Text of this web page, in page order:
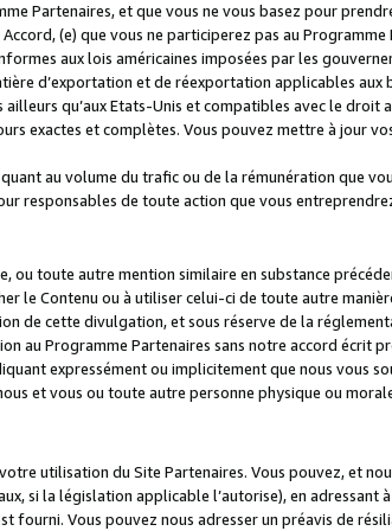
Partenaires, et que vous ne vous basez pour
(e) que vous ne participerez pas au Programme
aux lois américaines imposées par les
d’exportation et de réexportation applicables aux
qu’aux Etats-Unis et compatibles avec le droit
exactes et complètes. Vous pouvez mettre à jour
au volume du trafic ou de la rémunération que
responsables de toute action que vous
toute autre mention similaire en substance
le Contenu ou à utiliser celui-ci de toute autre
de cette divulgation, et sous réserve de la
au Programme Partenaires sans notre accord écrit
expressément ou implicitement que nous vous
et vous ou toute autre personne physique ou
utilisation du Site Partenaires. Vous pouvez, et
si la législation applicable l’autorise), en adressant
fourni. Vous pouvez nous adresser un préavis de